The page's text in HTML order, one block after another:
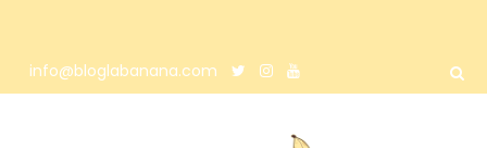
info@bloglabanana.com